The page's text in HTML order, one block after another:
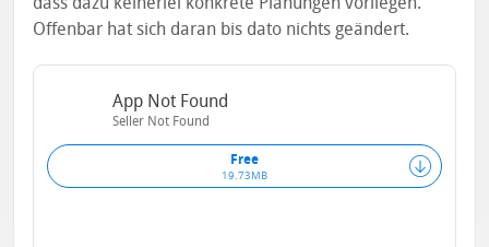
Offenbar hat sich daran bis dato nichts geändert.
App Not Found
Seller Not Found
Free
19.73MB